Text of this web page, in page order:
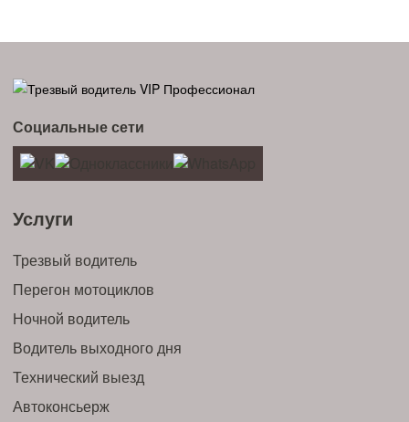
Социальные сети
Услуги
Трезвый водитель
Перегон мотоциклов
Ночной водитель
Водитель выходного дня
Технический выезд
Автоконсьерж